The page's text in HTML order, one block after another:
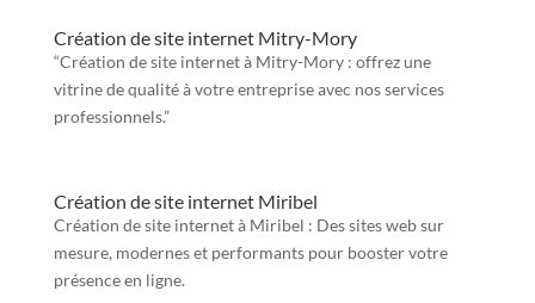
Création de site internet Mitry-Mory
“Création de site internet à Mitry-Mory : offrez une
vitrine de qualité à votre entreprise avec nos services
professionnels.”
Création de site internet Miribel
Création de site internet à Miribel : Des sites web sur
mesure, modernes et performants pour booster votre
présence en ligne.